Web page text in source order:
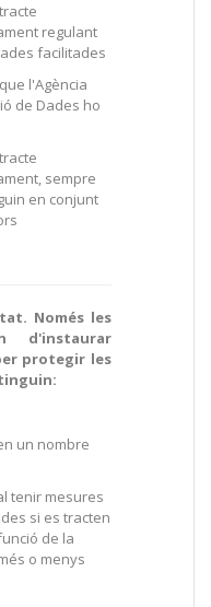
regulant
facilitades
l'Agència
de Dades ho
sempre
en conjunt
Només les
d'instaurar
protegir les
un nombre
tenir mesures
si es tracten
de la
o menys